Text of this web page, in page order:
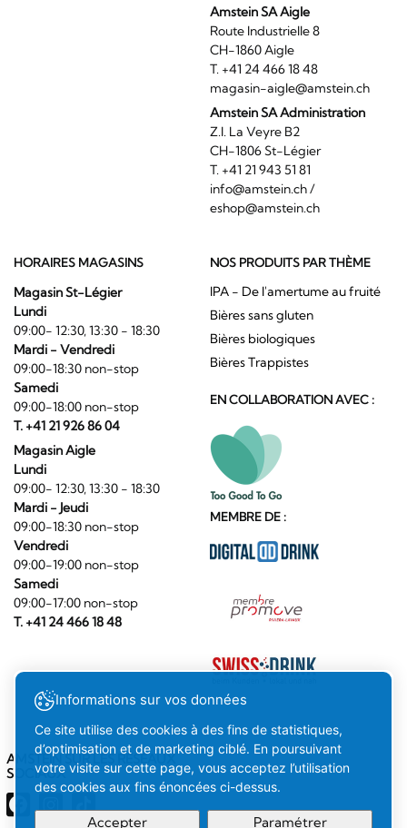
Amstein SA Aigle
Route Industrielle 8
CH-1860 Aigle
T. +41 24 466 18 48
magasin-aigle@amstein.ch
Amstein SA Administration
Z.I. La Veyre B2
CH-1806 St-Légier
T. +41 21 943 51 81
info@amstein.ch/
eshop@amstein.ch
HORAIRES MAGASINS
Magasin St-Légier
Lundi
09:00- 12:30, 13:30 - 18:30
Mardi - Vendredi
09:00-18:30 non-stop
Samedi
09:00-18:00 non-stop
T. +41 21 926 86 04
Magasin Aigle
Lundi
09:00- 12:30, 13:30 - 18:30
Mardi - Jeudi
09:00-18:30 non-stop
Vendredi
09:00-19:00 non-stop
Samedi
09:00-17:00 non-stop
T. +41 24 466 18 48
NOS PRODUITS PAR THÈME
IPA - De l'amertume au fruité
Bières sans gluten
Bières biologiques
Bières Trappistes
EN COLLABORATION AVEC :
MEMBRE DE :
AMSTEIN SUR LES RÉSEAUX
SOCIAUX
Informations sur vos données
Ce site utilise des cookies à des fins de statistiques,
d’optimisation et de marketing ciblé. En poursuivant
votre visite sur cette page, vous acceptez l’utilisation
des cookies aux fins énoncées ci-dessus.
Accepter Paramétrer